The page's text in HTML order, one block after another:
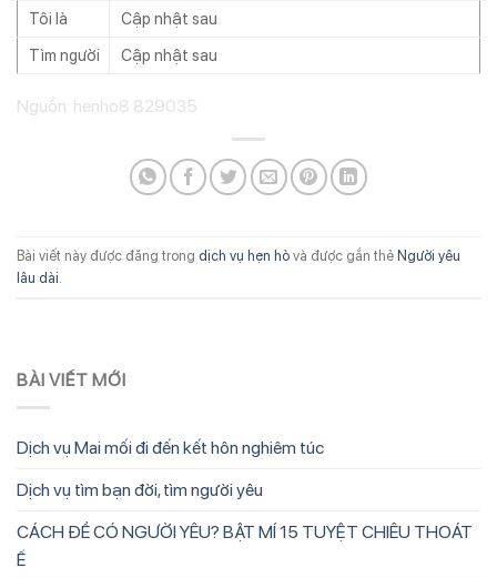
Tôi là
Cập nhật sau
Tìm người
Cập nhật sau
Nguồn: henho8 829035
Bài viết này được đăng trong dịch vụ hẹn hò và được gắn thẻ Người yêu
lâu dài
BÀI VIẾT MỚI
Dịch vụ Mai mối đi đến kết hôn nghiêm túc
Dịch vụ tìm bạn đời, tìm người yêu
CÁCH ĐỂ CÓ NGƯỜI YÊU? BẬT MÍ 15 TUYỆT CHIÊU THOÁT
Ế